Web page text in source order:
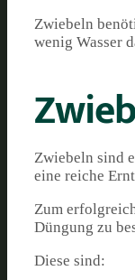
Zwiebeln
wenig Wasser
Zwiebeln sind
eine reiche
Zum
Düngung zu
Diese sind: